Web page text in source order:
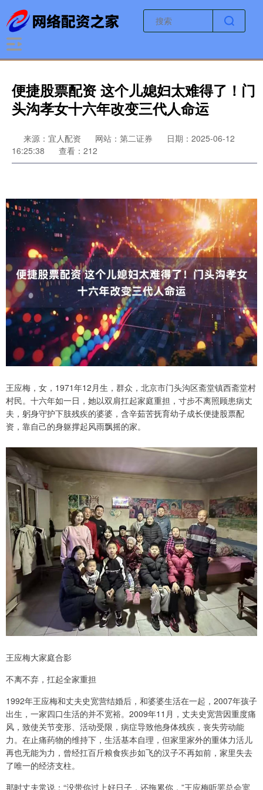
便捷股票配资 这个儿媳妇太难得了！门
头沟孝女十六年改变三代人命运
来源：宜人配资 网站：第二证券
日期：2025-06-12
16:25:38
查看：212
王应梅，女，1971年12月生，群众，北京市门头沟区斋堂镇西斋堂村
村民。十六年如一日，她以双肩扛起家庭重担，寸步不离照顾患病丈
夫，躬身守护下肢残疾的婆婆，含辛茹苦抚育幼子成长便捷股票配
资，靠自己的身躯撑起风雨飘摇的家。
王应梅大家庭合影
不离不弃，扛起全家重担
1992年王应梅和丈夫史宽营结婚后，和婆婆生活在一起，2007年孩子
出生，一家四口生活的并不宽裕。2009年11月，丈夫史宽营因重度痛
风，致使关节变形、活动受限，病症导致他身体残疾，丧失劳动能
力。在止痛药物的维持下，生活基本自理，但家里家外的重体力活儿
再也无能为力，曾经扛百斤粮食疾步如飞的汉子不再如前，家里失去
了唯一的经济支柱。
那时丈夫常说：“没带你过上好日子，还拖累你，”王应梅听罢总会宽